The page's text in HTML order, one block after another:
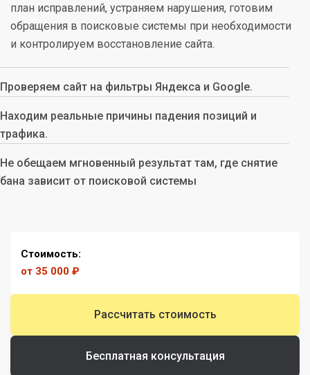
план исправлений, устраняем нарушения, готовим
обращения в поисковые системы при необходимости
и контролируем восстановление сайта.
Проверяем сайт на фильтры Яндекса и Google.
Находим реальные причины падения позиций и
трафика.
Не обещаем мгновенный результат там, где снятие
бана зависит от поисковой системы
Стоимость:
от 35 000 ₽
Рассчитать стоимость
Бесплатная консультация